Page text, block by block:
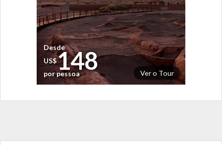
Ver o Tour
Desde
US$148
por pessoa